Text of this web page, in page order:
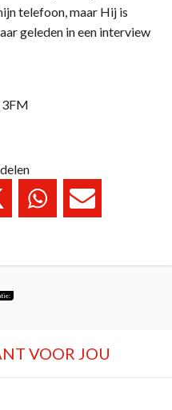
telefoon, maar Hij is
geleden in een interview
3FM
VOOR JOU